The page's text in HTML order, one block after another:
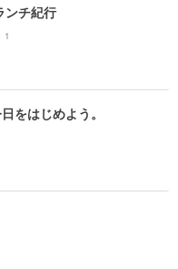
ンチ紀行
1
をはじめよう。